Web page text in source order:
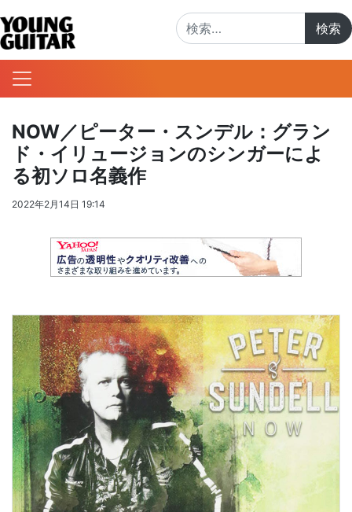
NOW／ピーター・スンデル：グラン
ド・イリュージョンのシンガーによ
る初ソロ名義作
2022年2月14日 19:14